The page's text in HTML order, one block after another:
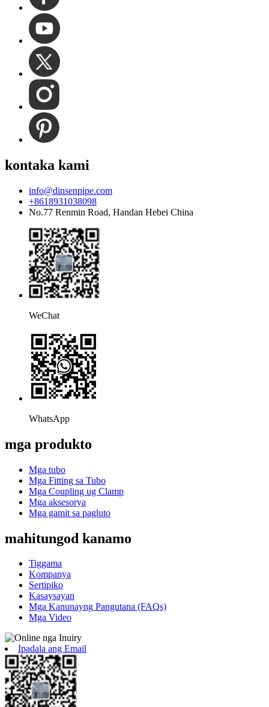
kontaka kami
info@dinsenpipe.com
+8618931038098
No.77 Renmin Road, Handan Hebei China
WeChat
WhatsApp
mga produkto
Mga tubo
Mga Fitting sa Tubo
Mga Coupling ug Clamp
Mga aksesorya
Mga gamit sa pagluto
mahitungod kanamo
Tiggama
Kompanya
Sertipiko
Kasaysayan
Mga Kanunayng Pangutana (FAQs)
Mga Video
Ipadala ang Email